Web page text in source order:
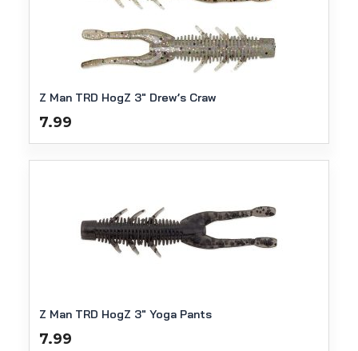
Z Man TRD HogZ 3" Drew’s Craw
7.99
Z Man TRD HogZ 3″ Yoga Pants
7.99